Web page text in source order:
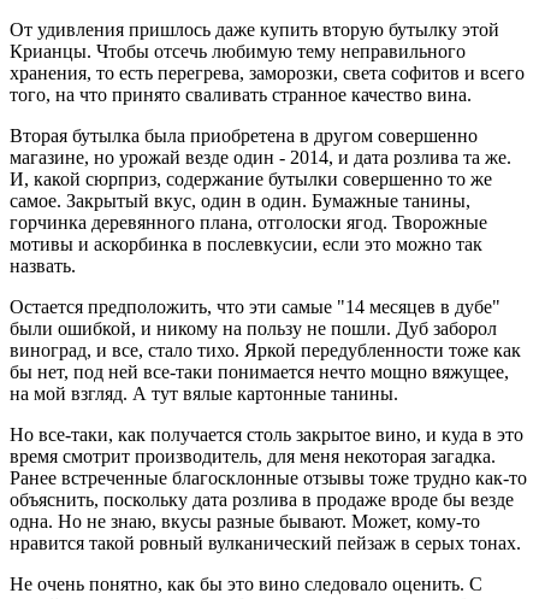
От удивления пришлось даже купить вторую бутылку этой
Крианцы. Чтобы отсечь любимую тему неправильного
хранения, то есть перегрева, заморозки, света софитов и всего
того, на что принято сваливать странное качество вина.
Вторая бутылка была приобретена в другом совершенно
магазине, но урожай везде один - 2014, и дата розлива та же.
И, какой сюрприз, содержание бутылки совершенно то же
самое. Закрытый вкус, один в один. Бумажные танины,
горчинка деревянного плана, отголоски ягод. Творожные
мотивы и аскорбинка в послевкусии, если это можно так
назвать.
Остается предположить, что эти самые "14 месяцев в дубе"
были ошибкой, и никому на пользу не пошли. Дуб заборол
виноград, и все, стало тихо. Яркой передубленности тоже как
бы нет, под ней все-таки понимается нечто мощно вяжущее,
на мой взгляд. А тут вялые картонные танины.
Но все-таки, как получается столь закрытое вино, и куда в это
время смотрит производитель, для меня некоторая загадка.
Ранее встреченные благосклонные отзывы тоже трудно как-то
объяснить, поскольку дата розлива в продаже вроде бы везде
одна. Но не знаю, вкусы разные бывают. Может, кому-то
нравится такой ровный вулканический пейзаж в серых тонах.
Не очень понятно, как бы это вино следовало оценить. С